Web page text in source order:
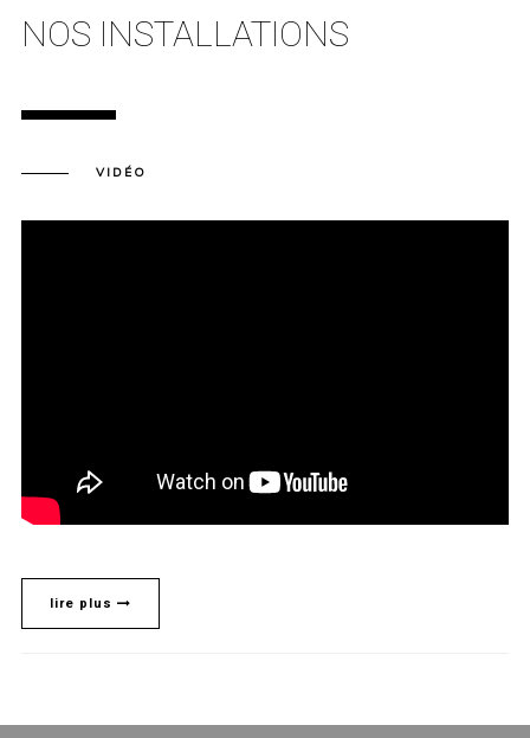
NOS INSTALLATIONS
VIDÉO
lire plus